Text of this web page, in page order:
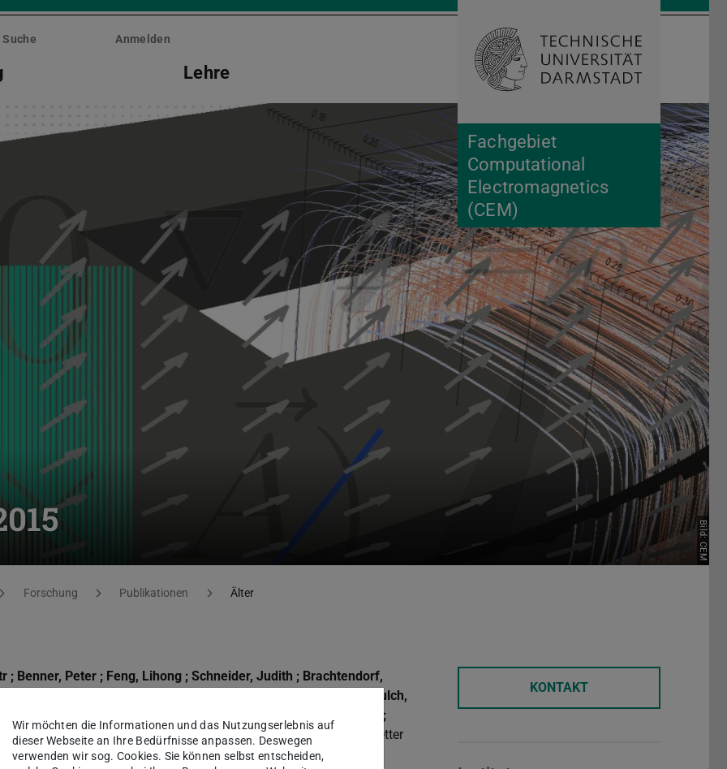
Fachgebiet
Computational
Electromagnetics
(CEM)
Suche Anmelden
Lehre Suche öffnen
Bild: CEM
Forschung Publikationen Älter
KONTAKT
Wir möchten die Informationen und das Nutzungserlebnis auf
dieser Webseite an Ihre Bedürfnisse anpassen. Deswegen
verwenden wir sog. Cookies. Sie können selbst entscheiden,